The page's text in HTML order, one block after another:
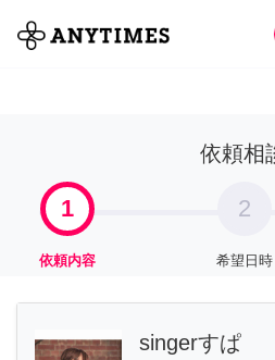
全て
依頼相
1
依頼内容
2
希望日時
singerすぱ